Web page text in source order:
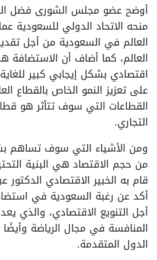
أوضح عضو مجلس الشورى فضل
منحه الاتحاد الدولي للسعودية
العالم في السعودية من أجل
العالم، كما أضاف أن
اقتصادي بشكل إيجابي كبير
على تعزيز النمو الخاص بالقطاع
القطاعات التي سوف تتأثر هو
التجاري.
ومن الأشياء التي سوف تساهم
من حجم الاقتصاد هي البنية
قام به الخبير الاقتصادي الدكتور
أكد عن رغبة السعودية في
أجل التنويع الاقتصادي، والذي
المنافسة في مجال الرياضة
الدول المتقدمة.